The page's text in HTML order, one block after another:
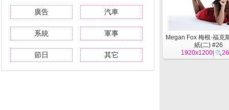
廣告 汽車
系統 軍事
節日 其它
Megan Fox 梅根·福克
紙(二) #26
1920x1200